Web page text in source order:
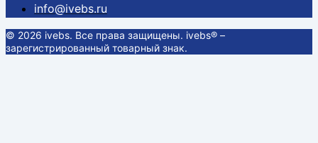
info@ivebs.ru
© 2026 ivebs. Все права защищены. ivebs® –
зарегистрированный товарный знак.